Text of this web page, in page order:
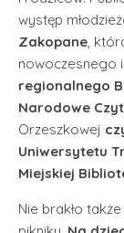
występ
Zakopane ,
nowoczesnego
regionalnego
Narodowe
Orzeszkowej
Uniwersytetu
Miejskiej
Nie brakło